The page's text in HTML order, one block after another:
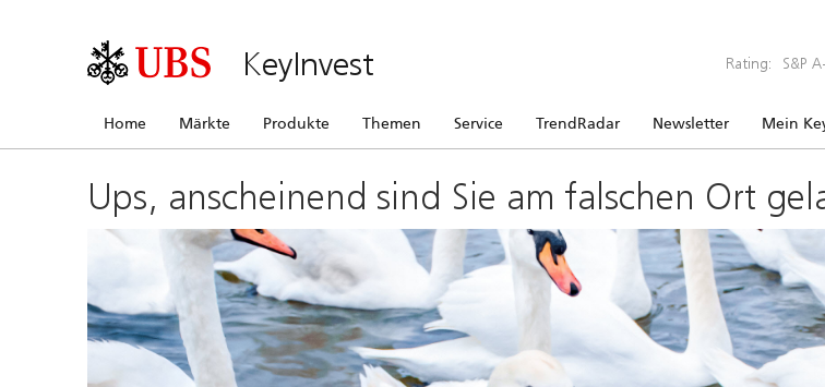
KeyInvest Rating: S&P
Home Märkte Produkte Themen Service TrendRadar Newsletter Mein
Ups, anscheinend sind Sie am falschen Ort